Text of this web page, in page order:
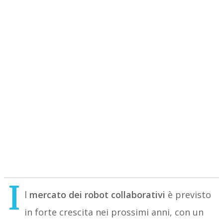
I l mercato dei robot collaborativi è previsto
in forte crescita nei prossimi anni, con un